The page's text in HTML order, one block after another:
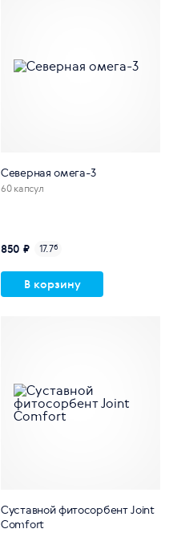
Северная омега-3
60 капсул
850 ₽ 17.7б
В корзину
Суставной фитосорбент Joint
Comfort